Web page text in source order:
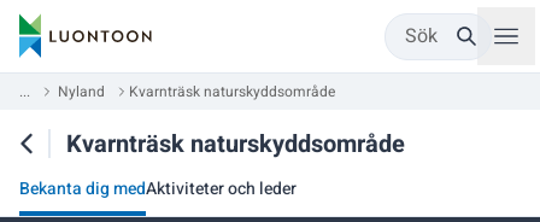
Sök
... Nyland Kvarnträsk naturskyddsområde
Kvarnträsk naturskyddsområde
Bekanta dig medAktiviteter och leder